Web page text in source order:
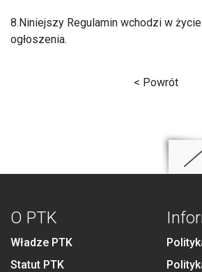
8.Niniejszy Regulamin wchodzi w
ogłoszenia.
< Powrót
O PTK
Władze PTK
Statut PTK